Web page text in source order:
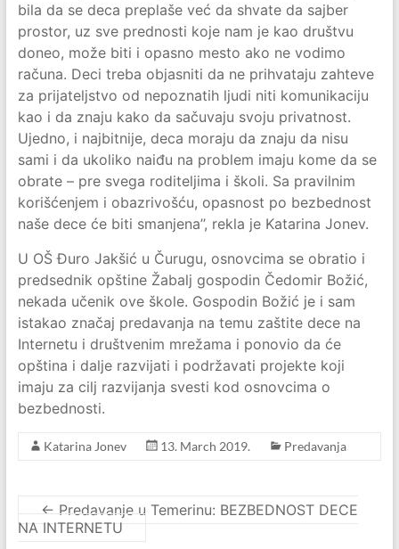
bila da se deca preplaše već da shvate da sajber
prostor, uz sve prednosti koje nam je kao društvu
doneo, može biti i opasno mesto ako ne vodimo
računa. Deci treba objasniti da ne prihvataju zahteve
za prijateljstvo od nepoznatih ljudi niti komunikaciju
kao i da znaju kako da sačuvaju svoju privatnost.
Ujedno, i najbitnije, deca moraju da znaju da nisu
sami i da ukoliko naiđu na problem imaju kome da se
obrate – pre svega roditeljima i školi. Sa pravilnim
korišćenjem i obazrivošću, opasnost po bezbednost
naše dece će biti smanjena’’, rekla je Katarina Jonev.
U OŠ Đuro Jakšić u Čurugu, osnovcima se obratio i
predsednik opštine Žabalj gospodin Čedomir Božić,
nekada učenik ove škole. Gospodin Božić je i sam
istakao značaj predavanja na temu zaštite dece na
Internetu i društvenim mrežama i ponovio da će
opština i dalje razvijati i podržavati projekte koji
imaju za cilj razvijanja svesti kod osnovcima o
bezbednosti.
Katarina Jonev 13. March 2019. Predavanja
← Predavanje u Temerinu: BEZBEDNOST DECE
NA INTERNETU